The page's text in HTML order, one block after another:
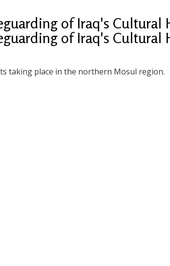
of Iraq's Cultural
of Iraq's Cultural
taking place in the northern Mosul region.